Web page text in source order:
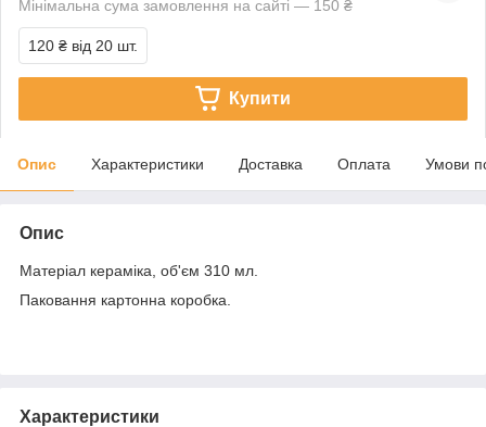
Мінімальна сума замовлення на сайті — 150 ₴
120 ₴ від 20 шт.
Купити
Опис Характеристики Доставка Оплата Умови
Опис
Матеріал кераміка, об'єм 310 мл.
Паковання картонна коробка.
Характеристики